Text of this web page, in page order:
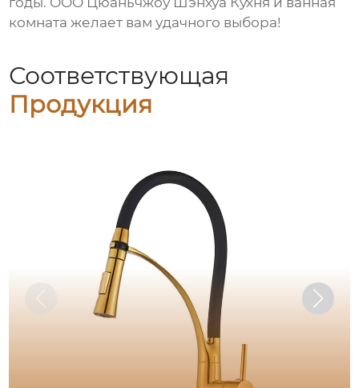
комната желает вам удачного выбора!
Соответствующая
Продукция